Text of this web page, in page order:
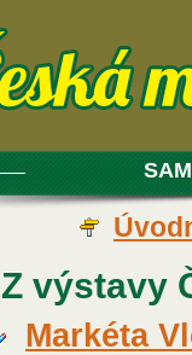
Z výstavy
Markéta